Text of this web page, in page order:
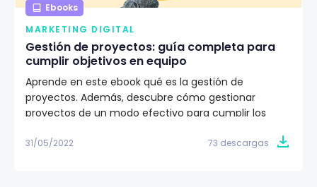
Ebooks
MARKETING DIGITAL
Gestión de proyectos: guía completa para
cumplir objetivos en equipo
Aprende en este ebook qué es la gestión de
proyectos. Además, descubre cómo gestionar
proyectos de un modo efectivo para cumplir los
31/05/2022 73 descargas